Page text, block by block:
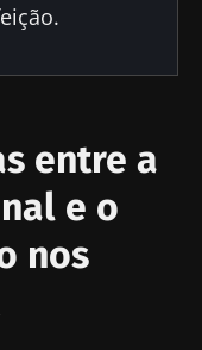
entre a
e o
nos